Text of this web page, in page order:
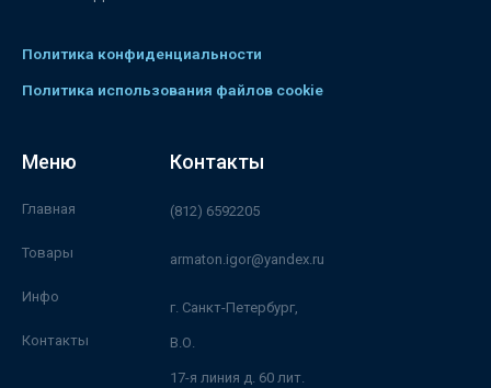
Политика конфиденциальности
Политика использования файлов cookie
Меню
Главная
Товары
Инфо
Контакты
Контакты
(812) 6592205
armaton.igor@yandex.ru
г. Санкт-Петербург,
В.О.
17-я линия д. 60 лит.